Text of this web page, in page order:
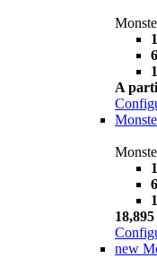
A
18,895
new